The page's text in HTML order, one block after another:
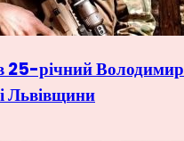
25-річний Володимир
Львівщини